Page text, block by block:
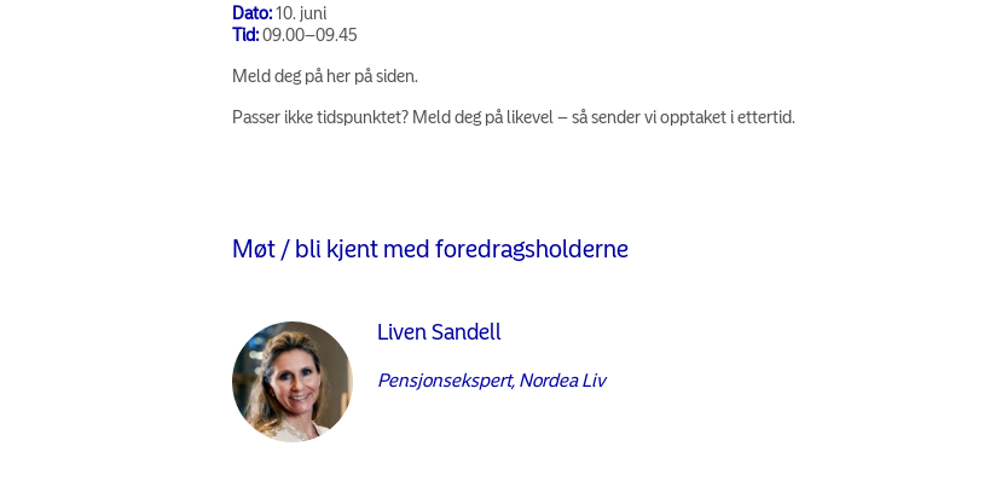
Dato:10. juni
Tid:09.00–09.45
Meld deg på her på siden.
Passer ikke tidspunktet? Meld deg på likevel – så sender vi opptaket i ettertid.
Møt / bli kjent med foredragsholderne
Liven Sandell
Pensjonsekspert, Nordea Liv